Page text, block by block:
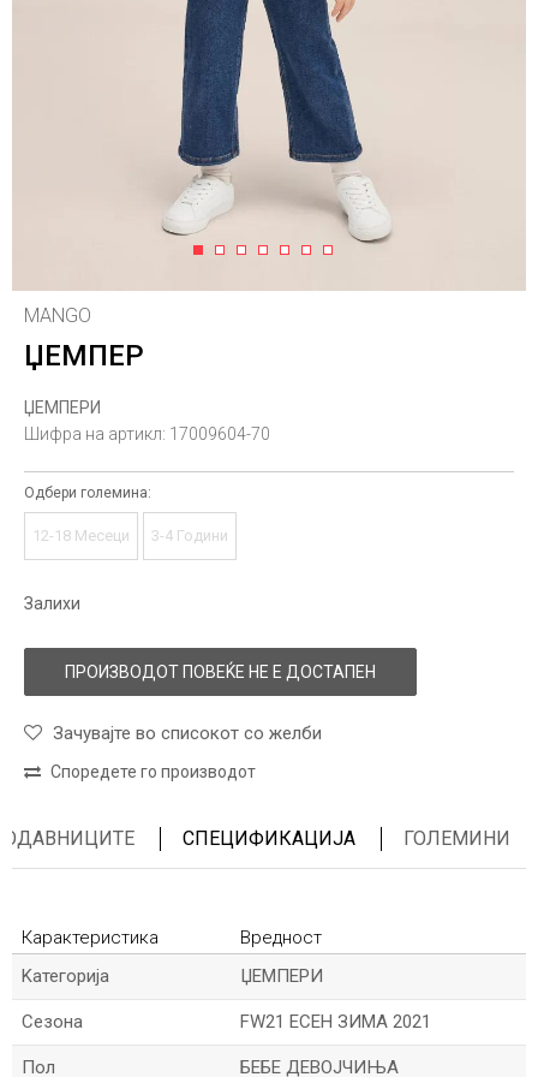
1 2 3 4 5 6 7
MANGO
ЏЕМПЕР
ЏЕМПЕРИ
Шифра на артикл: 17009604-70
Одбери големина:
12-18 Месеци 3-4 Години
Залихи
ПРОИЗВОДОТ ПОВЕЌЕ НЕ Е ДОСТАПЕН
Зачувајте во списокот со желби
Споредете го производот
СПЕЦИФИКАЦИЈА ГОЛЕМИНИ
Карактеристика
Вредност
Kатегорија
ЏЕМПЕРИ
Сезона FW21 ЕСЕН ЗИМА 2021
Пол БЕБЕ ДЕВОЈЧИЊА